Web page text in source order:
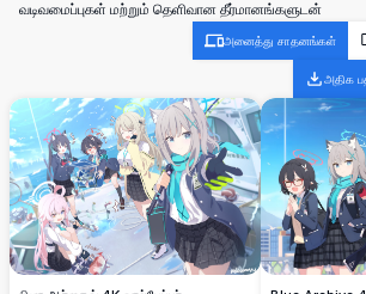
வடிவமைப்புகள் மற்றும் தெளிவான தீர்மானங்களுடன்
அனைத்து சாதனங்கள்
அதிக